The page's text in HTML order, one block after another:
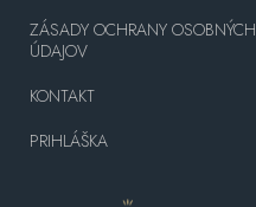
ZÁSADY OCHRANY OSOBNÝCH
ÚDAJOV
KONTAKT
PRIHLÁŠKA